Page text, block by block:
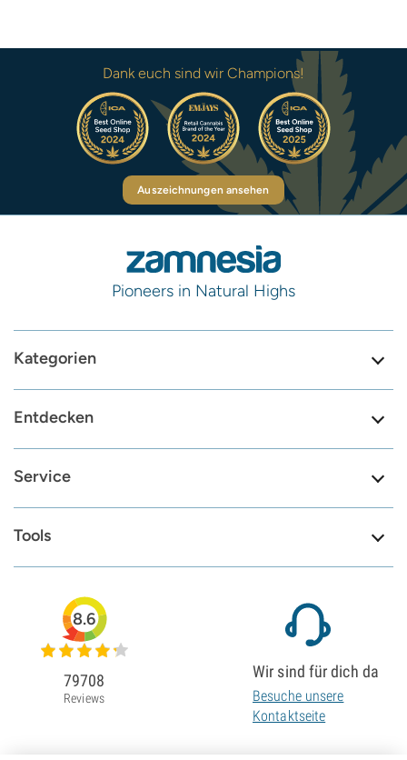
Dank euch sind wir Champions!
Auszeichnungen ansehen
Pioneers in Natural Highs
Kategorien
Entdecken
Service
Tools
8.6
79708
Reviews
Wir sind für dich da
Besuche unsere
Kontaktseite